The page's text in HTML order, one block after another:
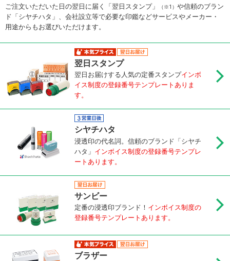
ご注文いただいた日の翌日に届く「翌日スタンプ」 （※1） や信頼のブラン
ド「シヤチハタ」、会社設立等で必要な印鑑などサービスやメーカー・
用途からもお選びいただけます。
翌日スタンプ
翌日お届けする人気の定番スタンプインボ
イス制度の登録番号テンプレートありま
す。
シヤチハタ
浸透印の代名詞。信頼のブランド「シヤチ
ハタ」 インボイス制度の登録番号テンプレ
ートあります。
サンビー
定番の浸透印ブランド！ インボイス制度の
登録番号テンプレートあります。
ブラザー